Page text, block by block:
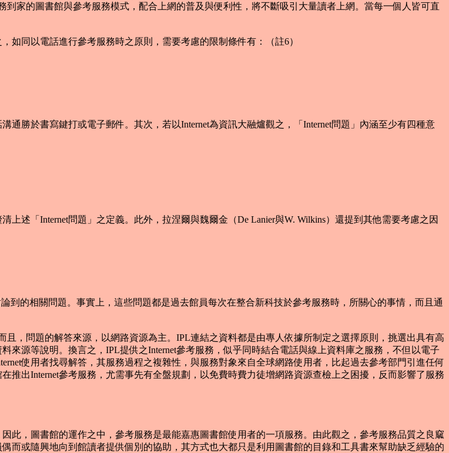
到家的圖書館與參考服務模式，配合上網的普及與便利性，將不斷吸引大量讀者上網。當每一個人皆可直
同以電話進行參考服務時之原則，需要考慮的限制條件有：（註6）
勝於書寫鍵打或電子郵件。其次，若以Internet為資訊大融爐觀之，「Internet問題」內涵至少有四種意
述「Internet問題」之定義。此外，拉涅爾與魏爾金（De Lanier與W. Wilkins）還提到其他需要考慮之因
的相關問題。事實上，這些問題都是過去館員每次在整合新科技於參考服務時，所關心的事情，而且通
，問題的解答來源，以網路資源為主。IPL連結之資料都是由專人依據所制定之選擇原則，挑選出具有高
源等說明。換言之，IPL提供之Internet參考服務，似乎同時結合電話與線上資料庫之服務，不但以電子
使用者找尋解答，其服務過程之複雜性，與服務對象來自全球網路使用者，比起過去參考部門引進任何
推出Internet參考服務，尤需事先有全盤規劃，以免費時費力徒增網路資源查檢上之困擾，反而影響了服務
，圖書館的運作之中，參考服務是最能嘉惠圖書館使用者的一項服務。由此觀之，參考服務品質之良窳
而或隨興地向到館讀者提供個別的協助，其方式也大都只是利用圖書館的目錄和工具書來幫助缺乏經驗的